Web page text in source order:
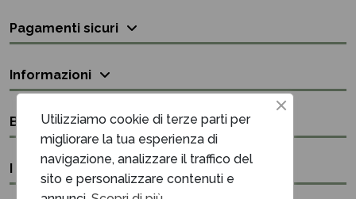
Pagamenti sicuri
Informazioni
Bisogno di aiuto?
I nostri contatti
Utilizziamo cookie di terze parti per
migliorare la tua esperienza di
navigazione, analizzare il traffico del
sito e personalizzare contenuti e